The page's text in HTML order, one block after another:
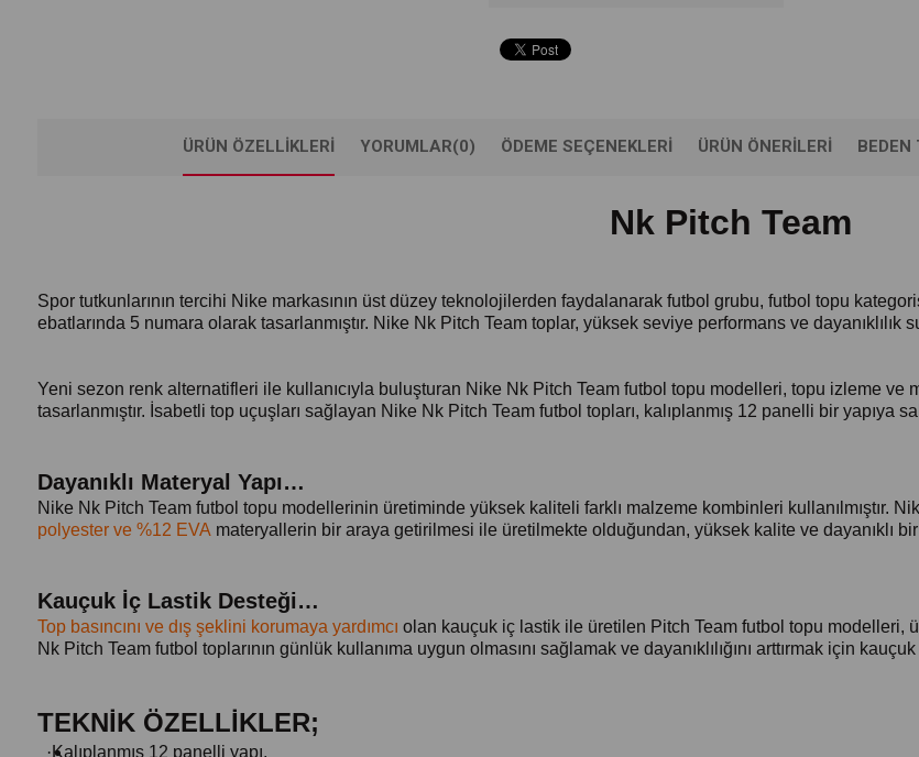
ÜRÜN ÖZELLIKLERI YORUMLAR(0) ÖDEME SEÇENEKLERI ÜRÜN ÖNERILERI BEDEN
Nk Pitch Team
Spor tutkunlarının tercihi Nike markasının üst düzey teknolojilerden faydalanarak futbol grubu, futbol topu
ebatlarında 5 numara olarak tasarlanmıştır. Nike Nk Pitch Team toplar, yüksek seviye performans ve
Yeni sezon renk alternatifleri ile kullanıcıyla buluşturan Nike Nk Pitch Team futbol topu modelleri, topu izleme
tasarlanmıştır. İsabetli top uçuşları sağlayan Nike Nk Pitch Team futbol topları, kalıplanmış 12 panelli bir yapıya
Dayanıklı Materyal Yapı…
Nike Nk Pitch Team futbol topu modellerinin üretiminde yüksek kaliteli farklı malzeme kombinleri kullanılmıştır.
polyester ve %12 EVA materyallerin bir araya getirilmesi ile üretilmekte olduğundan, yüksek kalite ve dayanıklı bir
Kauçuk İç Lastik Desteği…
Top basıncını ve dış şeklini korumaya yardımcı olan kauçuk iç lastik ile üretilen Pitch Team futbol topu modelleri,
Nk Pitch Team futbol toplarının günlük kullanıma uygun olmasını sağlamak ve dayanıklılığını arttırmak için
TEKNİK ÖZELLİKLER;
·Kalıplanmış 12 panelli yapı,